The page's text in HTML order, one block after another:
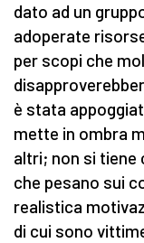
dato ad un
adoperate
per scopi che
è stata
mette in ombra
altri; non si tiene
che pesano sui
realistica
di cui sono